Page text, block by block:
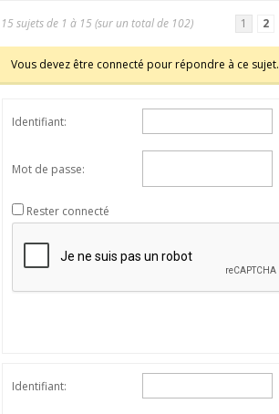
15 sujets de 1 à 15 (sur un total de 102) 1 2
Vous devez être connecté pour répondre à ce sujet.
Identifiant:
Mot de passe:
Rester connecté
Identifiant: